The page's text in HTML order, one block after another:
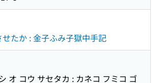
たか : 金子ふみ子獄中手記
オ コウ サセタカ : カネコ フミコ ゴ